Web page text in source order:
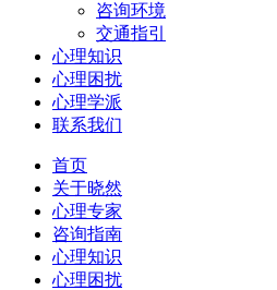
咨询环境
交通指引
心理知识
心理困扰
心理学派
联系我们
首页
关于晓然
心理专家
咨询指南
心理知识
心理困扰